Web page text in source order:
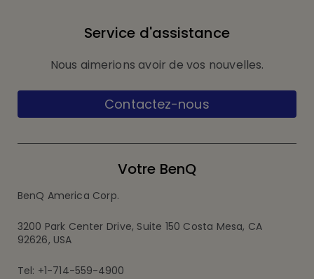
Service d'assistance
Nous aimerions avoir de vos nouvelles.
Contactez-nous
Votre BenQ
BenQ America Corp.
3200 Park Center Drive, Suite 150 Costa Mesa, CA
92626, USA
Tel: +1-714-559-4900